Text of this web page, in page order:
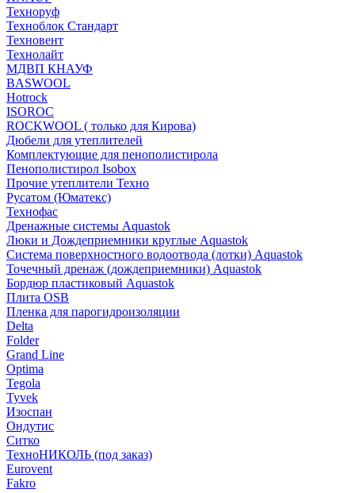
Технoруф
Техноблок Стандарт
Техновент
Технолайт
МДВП КНАУФ
BASWOOL
Hotrock
ISOROC
ROCKWOOL ( только для Кирова)
Дюбели для утеплителей
Комплектующие для пенополистирола
Пенополистирол Isobox
Прочие утеплители Техно
Русатом (Юматекс)
Технофас
Дренажные системы Aquastok
Люки и Дождеприемники круглые Aquastok
Система поверхностного водоотвода (лотки) Aquastok
Точечный дренаж (дождеприемники) Aquastok
Бордюр пластиковый Aquastok
Плита OSB
Пленка для парогидроизоляции
Delta
Folder
Grand Line
Optima
Tegola
Tyvek
Изоспан
Ондутис
Ситко
ТехноНИКОЛЬ (под заказ)
Eurovent
Fakro